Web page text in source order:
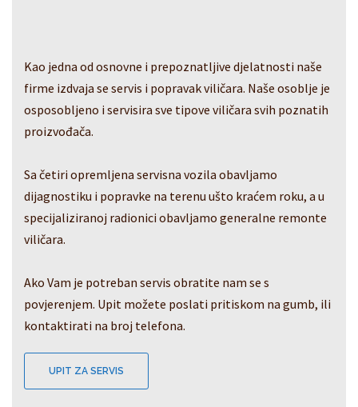
Kao jedna od osnovne i prepoznatljive djelatnosti naše
firme izdvaja se servis i popravak viličara. Naše osoblje je
osposobljeno i servisira sve tipove viličara svih poznatih
proizvođača.
Sa četiri opremljena servisna vozila obavljamo
dijagnostiku i popravke na terenu ušto kraćem roku, a u
specijaliziranoj radionici obavljamo generalne remonte
viličara.
Ako Vam je potreban servis obratite nam se s
povjerenjem. Upit možete poslati pritiskom na gumb, ili
kontaktirati na broj telefona.
UPIT ZA SERVIS